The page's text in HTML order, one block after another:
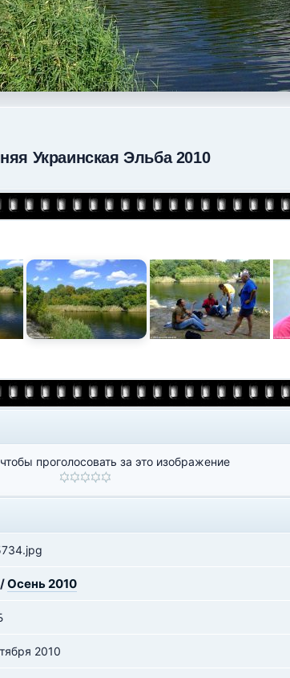
Украинская Эльба 2010
проголосовать за это изображение
/Осень 2010
2010